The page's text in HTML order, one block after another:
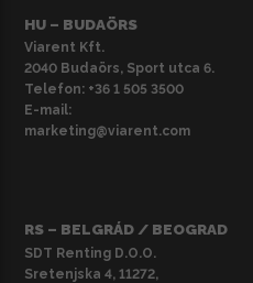
HU – BUDAÖRS
Viarent Kft.
2040 Budaörs, Sport utca 6.
Telefon: +36 1 505 3500
E-mail:
marketing@viarent.com
RS – BELGRÁD / BEOGRAD
SDT Renting D.O.O.
Sretenjska 4, 11272,